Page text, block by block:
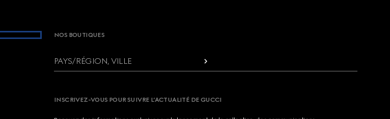
NOS BOUTIQUES
PAYS/RÉGION, VILLE
INSCRIVEZ-VOUS POUR SUIVRE L’ACTUALITÉ DE GUCCI